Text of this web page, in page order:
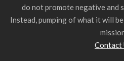
do not promote negative and
Instead, pumping of what it will
Contact